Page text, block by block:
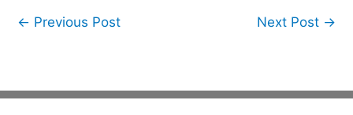
← Previous Post Next Post →